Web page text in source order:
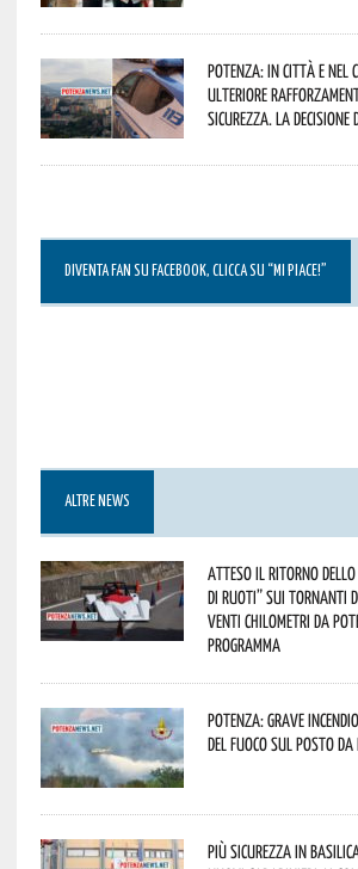
Potenza: in città e nel
ulteriore
sicurezza. La
DIVENTA FAN SU FACEBOOK, CLICCA SU “MI PIACE!”
ALTRE NEWS
Atteso il ritorno dello
di Ruoti” sui tornanti
venti chilometri da
programma
Potenza: grave
del fuoco sul posto da
Più sicurezza in